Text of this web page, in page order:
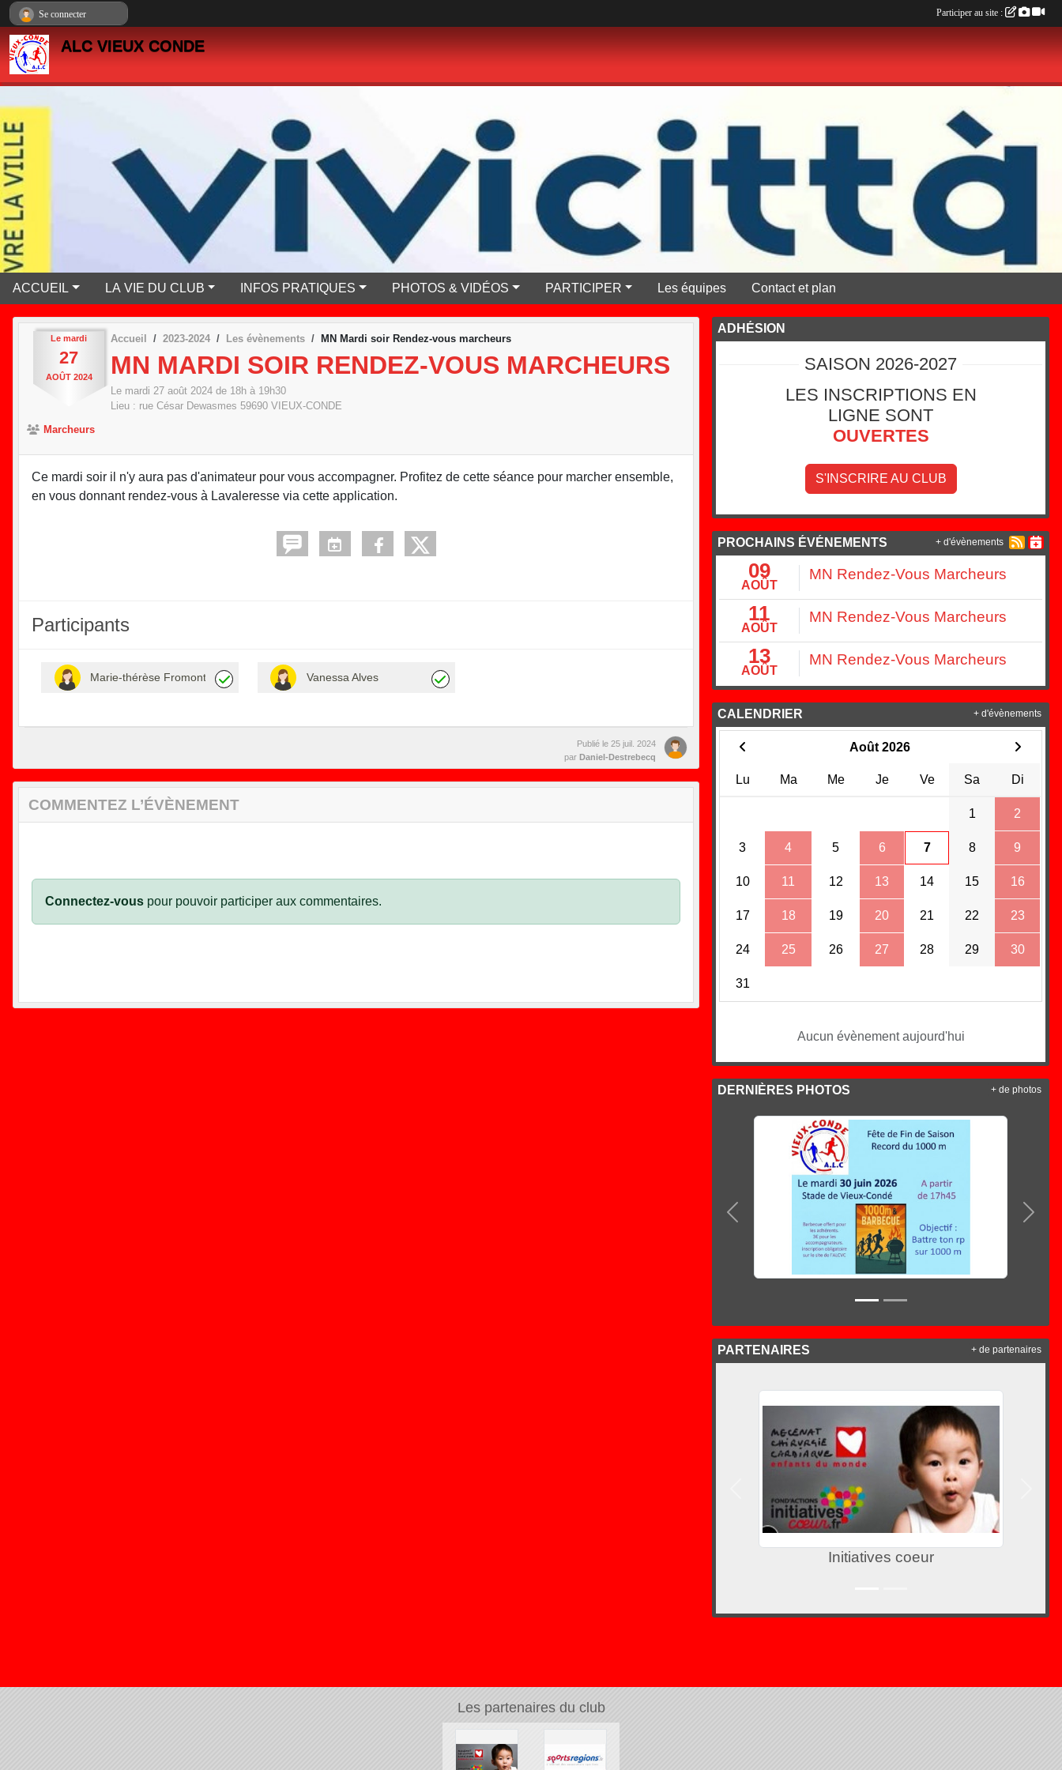
ALC VIEUX CONDE
ACCUEIL LA VIE DU CLUB INFOS PRATIQUES PHOTOS & VIDÉOS PARTICIPER Les équipes Contact et plan
Le mardi
27
AOÛT 2024
Accueil 2023-2024 Les évènements MN Mardi soir Rendez-vous marcheurs
MN MARDI SOIR RENDEZ-VOUS MARCHEURS
Le mardi 27 août 2024 de 18h à 19h30
Lieu : rue César Dewasmes 59690 VIEUX-CONDE
Marcheurs
Ce mardi soir il n'y aura pas d'animateur pour vous accompagner. Profitez de cette séance pour marcher ensemble,
en vous donnant rendez-vous à Lavaleresse via cette application.
Participants
Marie-thérèse Fromont Vanessa Alves
Publié le 25 juil. 2024
par Daniel-Destrebecq
COMMENTEZ L’ÉVÈNEMENT
Connectez-vous pour pouvoir participer aux commentaires.
ADHÉSION
SAISON 2026-2027
LES INSCRIPTIONS EN
LIGNE SONT
OUVERTES
S'INSCRIRE AU CLUB
PROCHAINS ÉVÉNEMENTS
09
AOÛT
MN Rendez-Vous Marcheurs
11
AOÛT
MN Rendez-Vous Marcheurs
13
AOÛT
MN Rendez-Vous Marcheurs
+ d'évènements
CALENDRIER
Août 2026
Lu Ma Me Je Ve Sa Di
1 2
3 4 5 6 7 8 9
10 11 12 13 14 15 16
17 18 19 20 21 22 23
24 25 26 27 28 29 30
31
Aucun évènement aujourd'hui
+ d'évènements
DERNIÈRES PHOTOS
Précedent
+ de photos
PARTENAIRES
Initiatives coeur
Précedent
+ de partenaires
Les partenaires du club
Se connecter Participer au site :
Panneau de gestion des cookies